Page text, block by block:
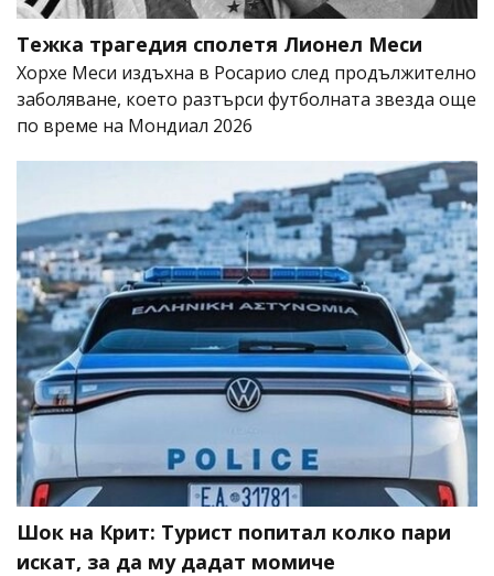
Тежка трагедия сполетя Лионел Меси
Хорхе Меси издъхна в Росарио след продължително
заболяване, което разтърси футболната звезда още
по време на Мондиал 2026
Шок на Крит: Турист попитал колко пари
искат, за да му дадат момиче